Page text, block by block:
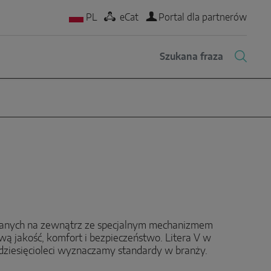
PL eCat Portal dla partnerów
na zewnątrz ze specjalnym mechanizmem
jakość, komfort i bezpieczeństwo. Litera V w
wyznaczamy standardy w branży.